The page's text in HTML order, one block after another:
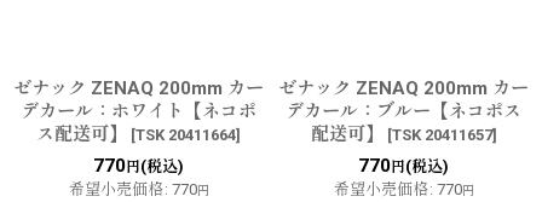
ゼナック ZENAQ 200mm カー
デカール：ホワイト【ネコポ
ス配送可】
[TSK 20411664]
770円(税込)
希望小売価格: 770円
ゼナック ZENAQ 200mm カー
デカール：ブルー【ネコポス
配送可】
[TSK 20411657]
770円(税込)
希望小売価格: 770円